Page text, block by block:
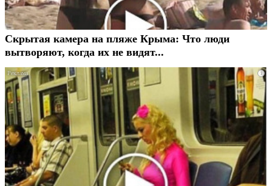
Скрытая камера на пляже Крыма: Что люди
вытворяют, когда их не видят...
i